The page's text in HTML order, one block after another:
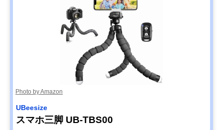
Photo by Amazon
UBeesize
スマホ三脚 UB-TBS00